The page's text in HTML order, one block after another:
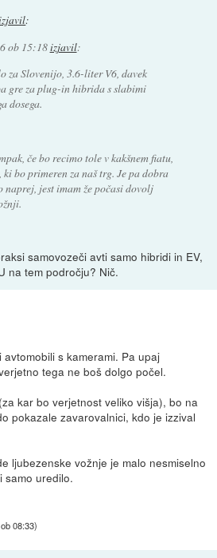
:
ob 15:18izjavil:
za Slovenijo, 3.6-liter V6, davek
gre za plug-in hibrida s slabimi
dosega.
če bo recimo tole v kakšnem fiatu,
bo primeren za naš trg. Je pa dobra
jest imam že počasi dovolj
samovozeči avti samo hibridi in EV,
na tem področju? Nič.
s kamerami. Pa upaj
tega ne boš dolgo počel.
kar bo verjetnost veliko višja), bo na
pokazale zavarovalnici, kdo je izzival
ljubezenske vožnje je malo nesmiselno
samo uredilo.
08:33)